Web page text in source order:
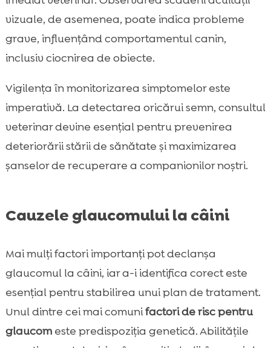
vizuale, de asemenea, poate indica probleme
grave, influențând comportamentul canin,
inclusiv ciocnirea de obiecte.
Vigilența în monitorizarea simptomelor este
imperativă. La detectarea oricărui semn, consultul
veterinar devine esențial pentru prevenirea
deteriorării stării de sănătate și maximizarea
șanselor de recuperare a companionilor noștri.
Cauzele glaucomului la câini
Mai mulți factori importanți pot declanșa
glaucomul la câini, iar a-i identifica corect este
esențial pentru stabilirea unui plan de tratament.
Unul dintre cei mai comunifactori de risc pentru
glaucomeste predispoziția genetică. Abilitățile